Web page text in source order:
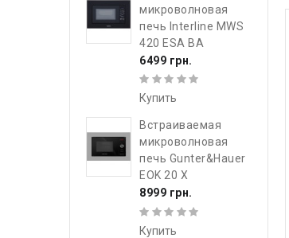
микроволновая
печь Interline MWS
420 ESA BA
6499 грн.
Купить
Встраиваемая
микроволновая
печь Gunter&Hauer
EOK 20 X
8999 грн.
Купить